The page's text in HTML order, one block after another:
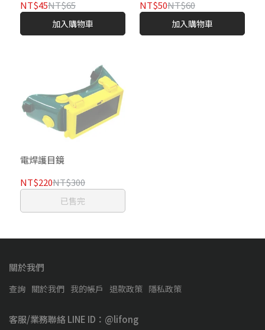
NT$45NT$65
加入購物車
NT$50NT$60
加入購物車
電焊護目鏡
NT$220NT$300
已售完
關於我們
查詢 關於我們 我的帳戶 退款政策 隱私政策
客服/業務聯絡 LINE ID：@lifong